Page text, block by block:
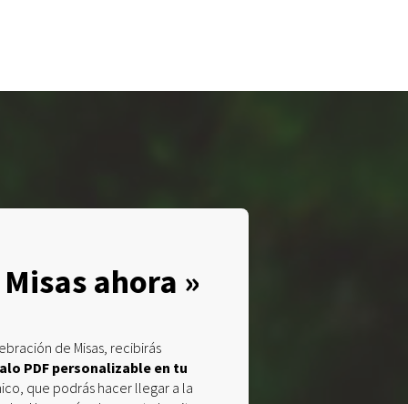
ahora »
de Misas, recibirás
PDF personalizable en tu
que podrás hacer llegar a la